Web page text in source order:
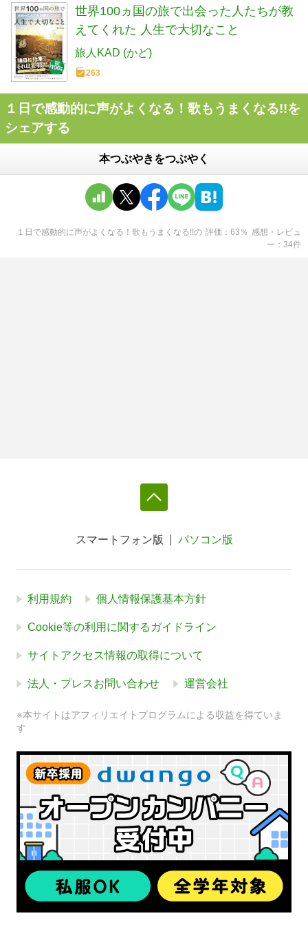
世界100ヵ国の旅で出会った人たちが教
えてくれた 人生で大切なこと
旅人KAD (かど)
263
１日で感動的に声がよくなる！歌もうまくなる!!を
シェアする
本つぶやきをつぶやく
１日で感動的に声がよくなる！歌もうまくなる!!の 評価 63 ％ 感想・レビュ
ー
34件
スマートフォン版 パソコン版
利用規約 個人情報保護基本方針
Cookie等の利用に関するガイドライン
サイトアクセス情報の取得について
法人・プレスお問い合わせ 運営会社
※本サイトはアフィリエイトプログラムによる収益を得ていま
す